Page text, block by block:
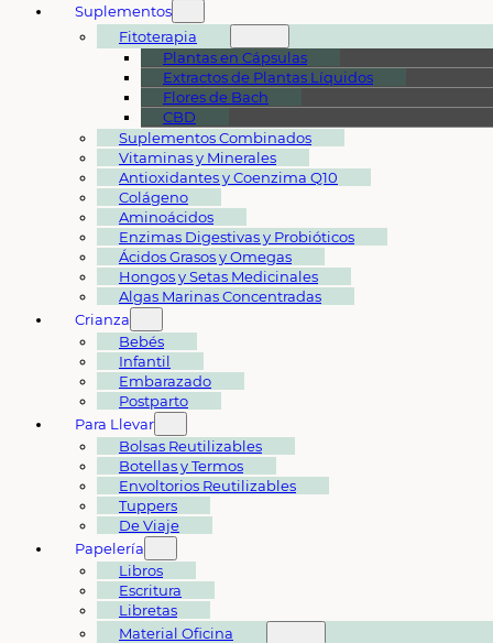
Suplementos
Fitoterapia
Plantas en Cápsulas
Extractos de Plantas Líquidos
Flores de Bach
CBD
Suplementos Combinados
Vitaminas y Minerales
Antioxidantes y Coenzima Q10
Colágeno
Aminoácidos
Enzimas Digestivas y Probióticos
Ácidos Grasos y Omegas
Hongos y Setas Medicinales
Algas Marinas Concentradas
Crianza
Bebés
Infantil
Embarazado
Postparto
Para Llevar
Bolsas Reutilizables
Botellas y Termos
Envoltorios Reutilizables
Tuppers
De Viaje
Papelería
Libros
Escritura
Libretas
Material Oficina